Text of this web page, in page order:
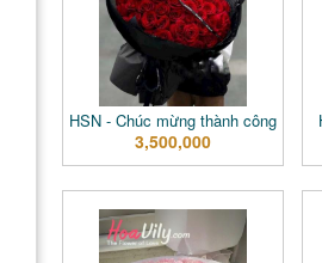
HSN - Chúc mừng thành công
3,500,000